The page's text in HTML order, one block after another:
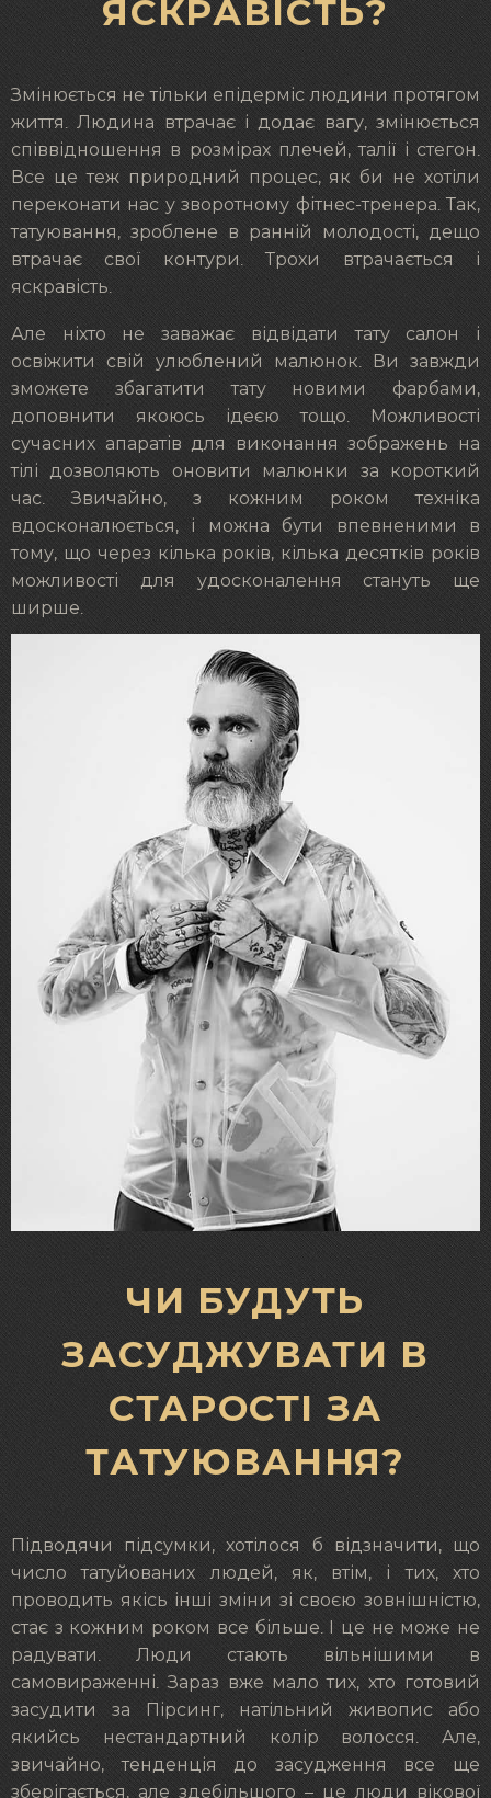
ЯСКРАВІСТЬ?
Змінюється не тільки епідерміс людини протягом
життя. Людина втрачає і додає вагу, змінюється
співвідношення в розмірах плечей, талії і стегон.
Все це теж природний процес, як би не хотіли
переконати нас у зворотному фітнес-тренера. Так,
татуювання, зроблене в ранній молодості, дещо
втрачає свої контури. Трохи втрачається і
яскравість.
Але ніхто не заважає відвідати тату салон і
освіжити свій улюблений малюнок. Ви завжди
зможете збагатити тату новими фарбами,
доповнити якоюсь ідеєю тощо. Можливості
сучасних апаратів для виконання зображень на
тілі дозволяють оновити малюнки за короткий
час. Звичайно, з кожним роком техніка
вдосконалюється, і можна бути впевненими в
тому, що через кілька років, кілька десятків років
можливості для удосконалення стануть ще
ширше.
ЧИ БУДУТЬ
ЗАСУДЖУВАТИ В
СТАРОСТІ ЗА
ТАТУЮВАННЯ?
Підводячи підсумки, хотілося б відзначити, що
число татуйованих людей, як, втім, і тих, хто
проводить якісь інші зміни зі своєю зовнішністю,
стає з кожним роком все більше. І це не може не
радувати. Люди стають вільнішими в
самовираженні. Зараз вже мало тих, хто готовий
засудити за Пірсинг, натільний живопис або
якийсь нестандартний колір волосся. Але,
звичайно, тенденція до засудження все ще
зберігається, але здебільшого – це люди вікової